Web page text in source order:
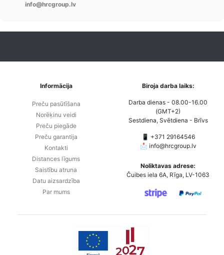
info@hrcgroup.lv
Informācija
Preču pasūtīšana
Norēķinu veidi
Preču piegāde
Preču garantija
Kontakti
Distances līgums
Saistību atruna
Datu aizsardzība
Par mums
Biroja darba laiks:
Darba dienas - 08.00-16.00
(GMT+2)
Sestdiena, Svētdiena - Brīvs
📱 +371 29164546
📩 info@hrcgroup.lv
Noliktavas adrese:
Čuibes iela 6A, Rīga, LV-1063